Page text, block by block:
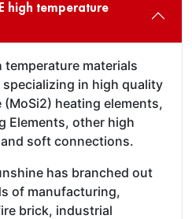
high temperature
temperature materials
specializing in high quality
heating elements,
Elements, other high
soft connections.
has branched out
of manufacturing,
brick, industrial